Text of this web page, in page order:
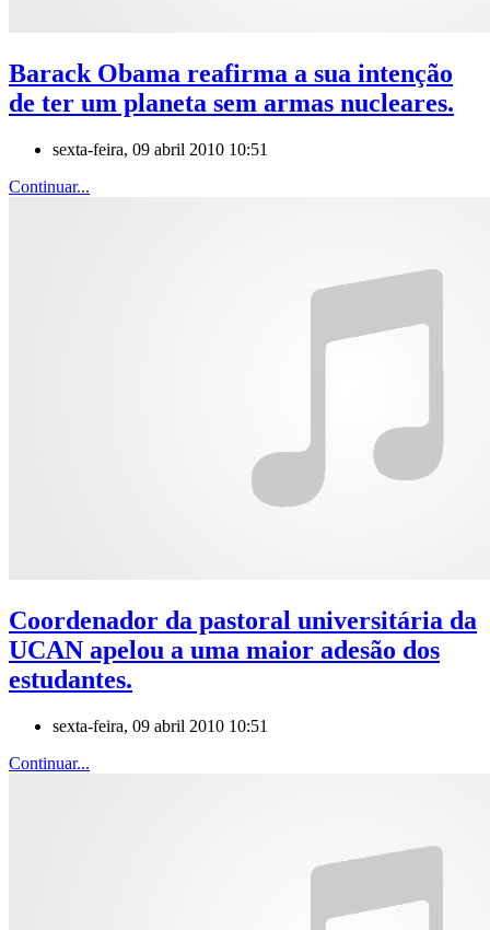
Barack Obama reafirma a sua intenção
de ter um planeta sem armas nucleares.
sexta-feira, 09 abril 2010 10:51
Continuar...
Coordenador da pastoral universitária da
UCAN apelou a uma maior adesão dos
estudantes.
sexta-feira, 09 abril 2010 10:51
Continuar...